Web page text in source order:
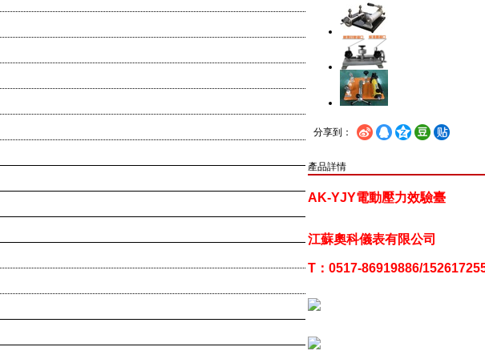
分享到：
產品詳情
AK-YJY電動壓力效驗臺
江蘇奧科儀表有限公司
T：0517-86919886/